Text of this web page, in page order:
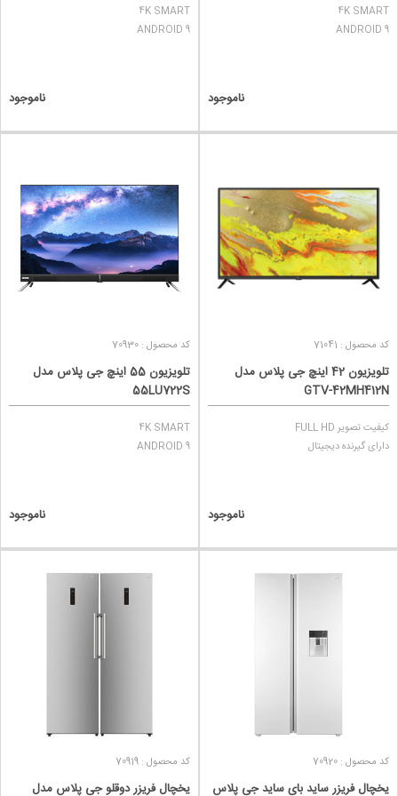
4K SMART
ANDROID 9
ناموجود
4K SMART
ANDROID 9
ناموجود
کد محصول : 71041
تلویزیون 42 اینچ جی پلاس مدل
GTV-42MH412N
کیفیت تصویر FULL HD
دارای گیرنده دیجیتال
ناموجود
کد محصول : 70930
تلویزیون 55 اینچ جی پلاس مدل
55LU722S
4K SMART
ANDROID 9
ناموجود
کد محصول : 70920
یخچال فریزر ساید بای ساید جی پلاس
کد محصول : 70919
یخچال فریزر دوقلو جی پلاس مدل